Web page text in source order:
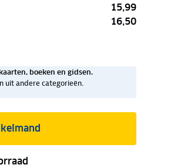
15,99
16,50
boeken en gidsen.
uit andere categorieën.